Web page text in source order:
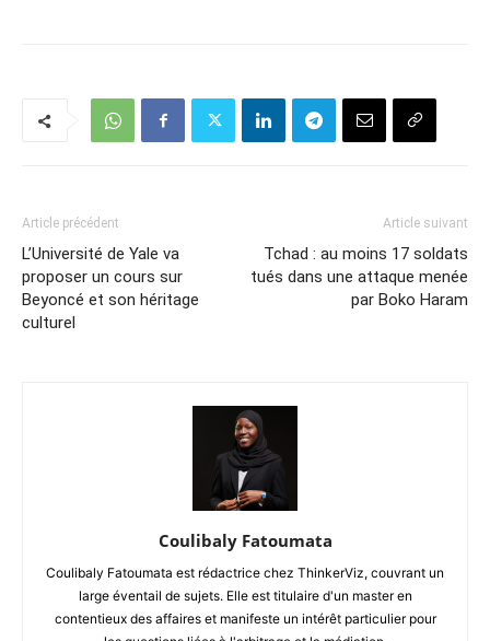
Article précédent
L’Université de Yale va
proposer un cours sur
Beyoncé et son héritage
culturel
Article suivant
Tchad : au moins 17 soldats
tués dans une attaque menée
par Boko Haram
Coulibaly Fatoumata
Coulibaly Fatoumata est rédactrice chez ThinkerViz, couvrant un
large éventail de sujets. Elle est titulaire d'un master en
contentieux des affaires et manifeste un intérêt particulier pour